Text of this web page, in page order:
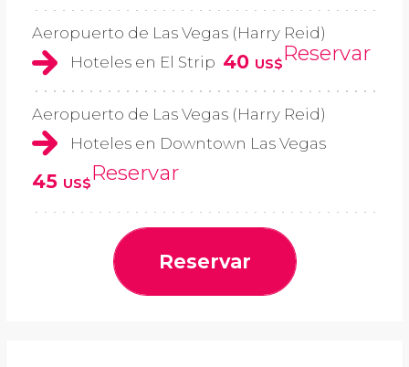
Aeropuerto de Las Vegas (Harry Reid)
Hoteles en El Strip 40 US$Reservar
Aeropuerto de Las Vegas (Harry Reid)
Hoteles en Downtown Las Vegas
45 US$Reservar
Reservar